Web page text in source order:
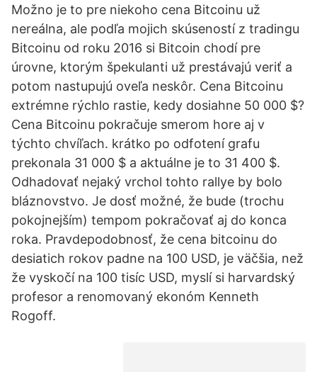
Možno je to pre niekoho cena Bitcoinu už
nereálna, ale podľa mojich skúseností z tradingu
Bitcoinu od roku 2016 si Bitcoin chodí pre
úrovne, ktorým špekulanti už prestávajú veriť a
potom nastupujú oveľa neskôr. Cena Bitcoinu
extrémne rýchlo rastie, kedy dosiahne 50 000 $?
Cena Bitcoinu pokračuje smerom hore aj v
týchto chvíľach. krátko po odfotení grafu
prekonala 31 000 $ a aktuálne je to 31 400 $.
Odhadovať nejaký vrchol tohto rallye by bolo
bláznovstvo. Je dosť možné, že bude (trochu
pokojnejším) tempom pokračovať aj do konca
roka. Pravdepodobnosť, že cena bitcoinu do
desiatich rokov padne na 100 USD, je väčšia, než
že vyskočí na 100 tisíc USD, myslí si harvardský
profesor a renomovaný ekonóm Kenneth
Rogoff.